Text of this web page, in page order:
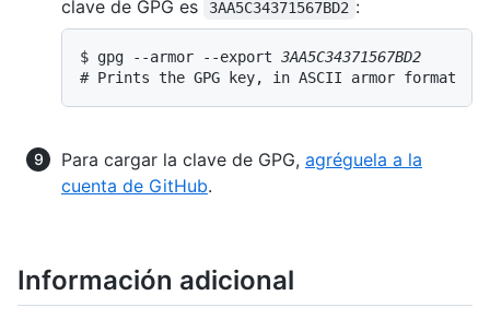
clave de GPG es
3AA5C34371567BD2 :
$ gpg --armor --export 3AA5C34371567BD2
# Prints the GPG key, in ASCII armor format
Para cargar la clave de GPG, agréguela a la
cuenta de GitHub.
Información adicional